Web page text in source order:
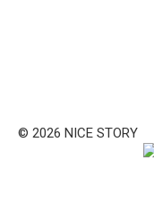
© 2026 NICE STORY